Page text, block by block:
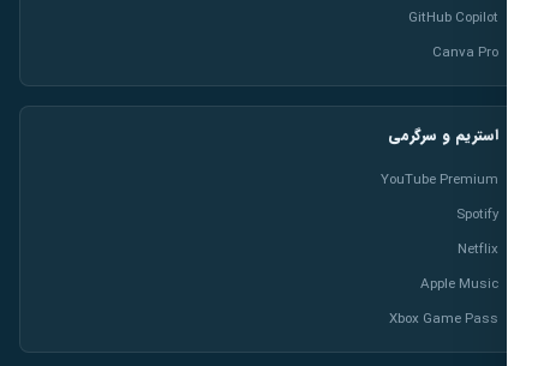
GitHub Copilot
Canva Pro
استریم و سرگرمی
YouTube Premium
Spotify
Netflix
Apple Music
Xbox Game Pass